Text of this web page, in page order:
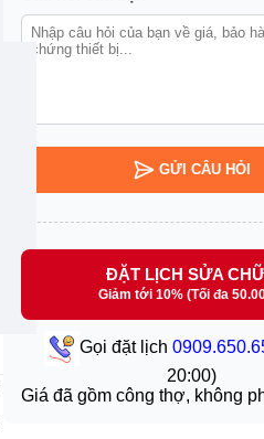
GỬI CÂU HỎI
ĐẶT LỊCH SỬA
Giảm tới 10% (Tối đa
Gọi đặt lịch
20:00)
Giá đã gồm công thợ, không